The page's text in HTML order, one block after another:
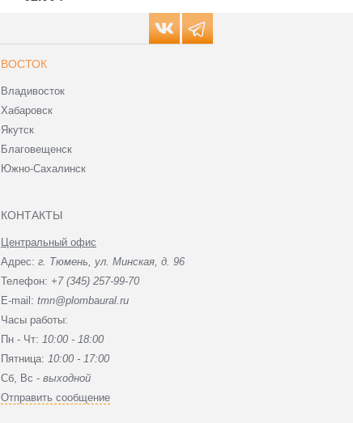
ВОСТОК
Владивосток
Хабаровск
Якутск
Благовещенск
Южно-Сахалинск
КОНТАКТЫ
Центральный офис
Адрес: г. Тюмень, ул. Минская, д. 96
Телефон: +7 (345) 257-99-70
E-mail: tmn@plombaural.ru
Часы работы:
Пн - Чт: 10:00 - 18:00
Пятница: 10:00 - 17:00
Сб, Вc - выходной
Отправить сообщение